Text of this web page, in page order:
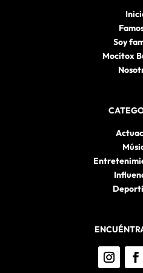
Soy
Mocítox